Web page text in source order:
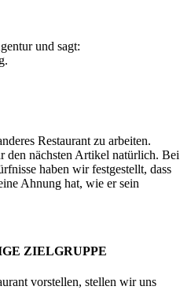
und sagt:
Restaurant zu arbeiten.
den nächsten Artikel natürlich. Bei
haben wir festgestellt, dass
Ahnung hat, wie er sein
ZIELGRUPPE
vorstellen, stellen wir uns